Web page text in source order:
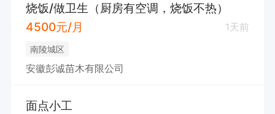
烧饭/做卫生（厨房有空调，烧饭不热）
4500元/月
1天前
南陵城区
安徽彭诚苗木有限公司
面点小工